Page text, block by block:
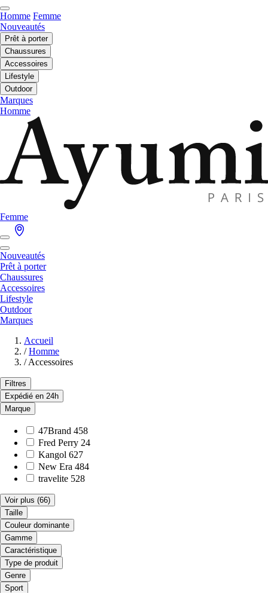
Homme Femme
Nouveautés
Prêt à porter
Chaussures
Accessoires
Lifestyle
Outdoor
Marques
Homme
Femme
Nouveautés
Prêt à porter
Chaussures
Accessoires
Lifestyle
Outdoor
Marques
Accueil
/ Homme
/ Accessoires
Filtres
Expédié en 24h
Marque
47Brand 458
Fred Perry 24
Kangol 627
New Era 484
travelite 528
Voir plus (66)
Taille
Couleur dominante
Gamme
Caractéristique
Type de produit
Genre
Sport